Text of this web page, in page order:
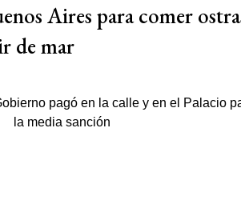
Aires para comer
de mar